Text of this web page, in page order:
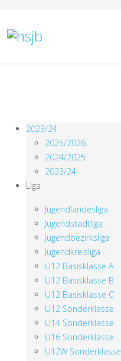
2023/24
2025/2026
2024/2025
2023/24
Liga
Jugendlandesliga
Jugendstadtliga
Jugendbezirksliga
Jugendkreisliga
U12 Basisklasse A
U12 Basisklasse B
U12 Basisklasse C
U12 Sonderklasse
U14 Sonderklasse
U16 Sonderklasse
U12W Sonderklasse